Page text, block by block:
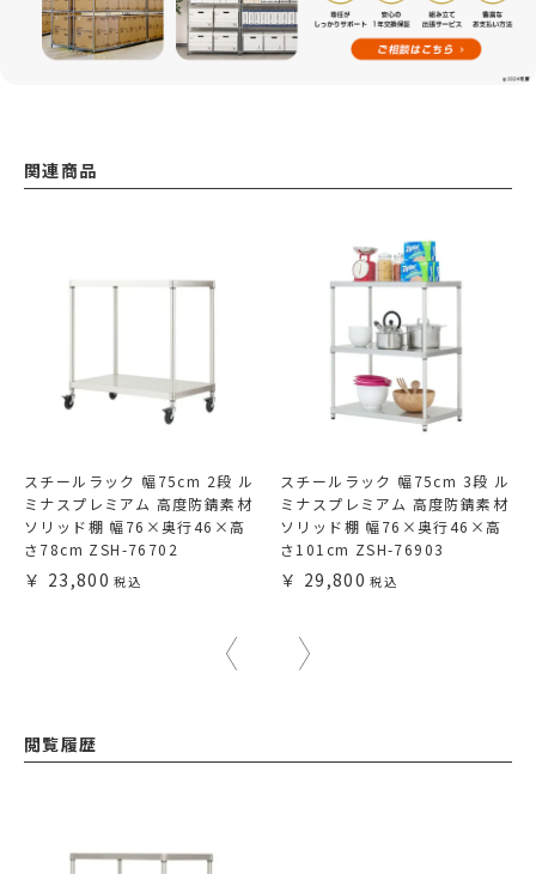
関連商品
スチールラック 幅75cm 2段 ル
ミナスプレミアム 高度防錆素材
ソリッド棚 幅76×奥行46×高
さ78cm ZSH-76702
23,800
スチールラック 幅75cm 3段 ル
ミナスプレミアム 高度防錆素材
ソリッド棚 幅76×奥行46×高
さ101cm ZSH-76903
29,800
閲覧履歴